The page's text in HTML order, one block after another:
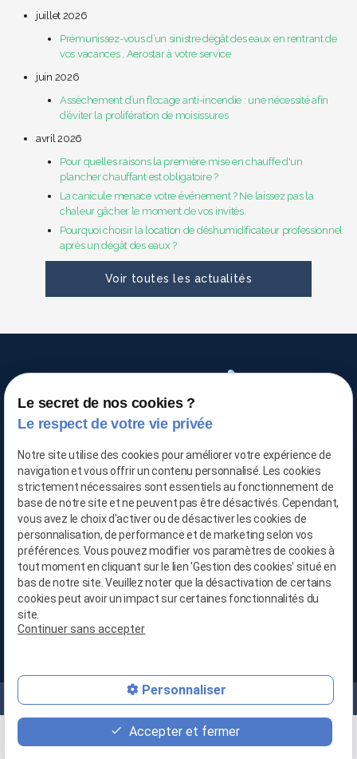
juillet 2026
Prémunissez-vous d’un sinistre dégât des eaux en rentrant de
vos vacances , Aerostar à votre service
juin 2026
Assèchement d’un flocage anti-incendie : une nécessité afin
d’éviter la prolifération de moisissures
avril 2026
Pour quelles raisons la première mise en chauffe d'un
plancher chauffant est obligatoire ?
La canicule menace votre événement ? Ne laissez pas la
chaleur gâcher le moment de vos invités.
Pourquoi choisir la location de déshumidificateur professionnel
après un dégât des eaux ?
Voir toutes les actualités
TRAITEMENT DE L'AIR
03 66 88 25 06
06 21 65 28 29
contact@location-deshumidificateur-59.com
Mentions légales Politique de confidentialité Plan du site
place contact_page phone
Le secret de nos cookies ?
Le respect de votre vie privée
Notre site utilise des cookies pour améliorer votre expérience de
navigation et vous offrir un contenu personnalisé. Les cookies
strictement nécessaires sont essentiels au fonctionnement de
base de notre site et ne peuvent pas être désactivés. Cependant,
vous avez le choix d'activer ou de désactiver les cookies de
personnalisation, de performance et de marketing selon vos
préférences. Vous pouvez modifier vos paramètres de cookies à
tout moment en cliquant sur le lien 'Gestion des cookies' situé en
bas de notre site. Veuillez noter que la désactivation de certains
cookies peut avoir un impact sur certaines fonctionnalités du
site.
Continuer sans accepter
Personnaliser
Accepter et fermer